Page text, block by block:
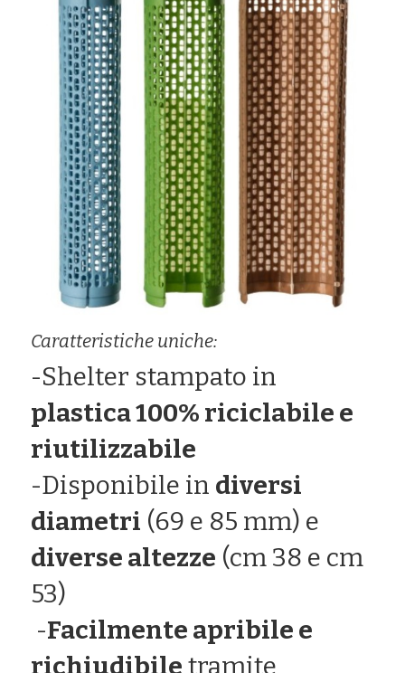
Caratteristiche uniche:
plastica 100% riciclabile e
riutilizzabile
-Disponibile in diversi
diametri
diverse altezze (cm 38 e cm
53)
-Facilmente apribile e
richiudibile tramite